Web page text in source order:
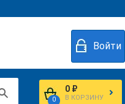
Войти
0
0 ₽
В КОРЗИНУ